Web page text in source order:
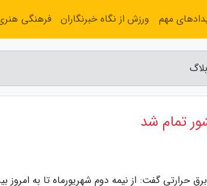
مهم ورزش از نگاه خبرنگاران فرهنگی